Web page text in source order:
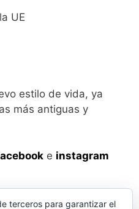
estilo de vida, ya
más antiguas y
e instagram
terceros para garantizar el